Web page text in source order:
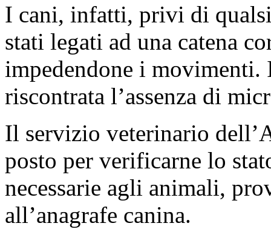
I cani, infatti, privi di
stati legati ad una catena
impedendone i movimenti.
riscontrata l’assenza di
Il servizio veterinario
posto per verificarne lo
necessarie agli animali,
all’anagrafe canina.